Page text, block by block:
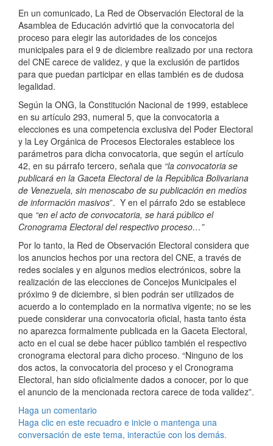
En un comunicado, La Red de Observación Electoral de la
Asamblea de Educación advirtió que la convocatoria del
proceso para elegir las autoridades de los concejos
municipales para el 9 de diciembre realizado por una rectora
del CNE carece de validez, y que la exclusión de partidos
para que puedan participar en ellas también es de dudosa
legalidad.
Según la ONG, la Constitución Nacional de 1999, establece
en su artículo 293, numeral 5, que la convocatoria a
elecciones es una competencia exclusiva del Poder Electoral
y la Ley Orgánica de Procesos Electorales establece los
parámetros para dicha convocatoria, que según el artículo
42, en su párrafo tercero, señala que “la convocatoria se
publicará en la Gaceta Electoral de la República Bolivariana
de Venezuela, sin menoscabo de su publicación en medíos
de información masivos”. Y en el párrafo 2do se establece
que “en el acto de convocatoria, se hará público el
Cronograma Electoral del respectivo proceso…”
Por lo tanto, la Red de Observación Electoral considera que
los anuncios hechos por una rectora del CNE, a través de
redes sociales y en algunos medios electrónicos, sobre la
realización de las elecciones de Concejos Municipales el
próximo 9 de diciembre, si bien podrán ser utilizados de
acuerdo a lo contemplado en la normativa vigente; no se les
puede considerar una convocatoria oficial, hasta tanto ésta
no aparezca formalmente publicada en la Gaceta Electoral,
acto en el cual se debe hacer público también el respectivo
cronograma electoral para dicho proceso. “Ninguno de los
dos actos, la convocatoria del proceso y el Cronograma
Electoral, han sido oficialmente dados a conocer, por lo que
el anuncio de la mencionada rectora carece de toda validez”.
Haga un comentario
Haga clic en este recuadro e inicie o mantenga una
conversación de este tema, interactúe con los demás.